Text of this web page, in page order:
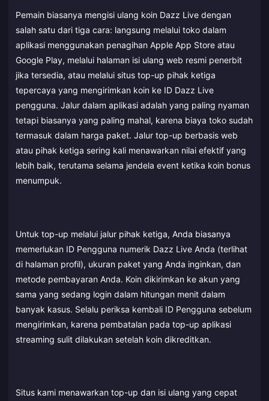
Pemain biasanya mengisi ulang koin Dazz Live dengan
salah satu dari tiga cara: langsung melalui toko dalam
aplikasi menggunakan penagihan Apple App Store atau
Google Play, melalui halaman isi ulang web resmi penerbit
jika tersedia, atau melalui situs top-up pihak ketiga
tepercaya yang mengirimkan koin ke ID Dazz Live
pengguna. Jalur dalam aplikasi adalah yang paling nyaman
tetapi biasanya yang paling mahal, karena biaya toko sudah
termasuk dalam harga paket. Jalur top-up berbasis web
atau pihak ketiga sering kali menawarkan nilai efektif yang
lebih baik, terutama selama jendela event ketika koin bonus
menumpuk.
Untuk top-up melalui jalur pihak ketiga, Anda biasanya
memerlukan ID Pengguna numerik Dazz Live Anda (terlihat
di halaman profil), ukuran paket yang Anda inginkan, dan
metode pembayaran Anda. Koin dikirimkan ke akun yang
sama yang sedang login dalam hitungan menit dalam
banyak kasus. Selalu periksa kembali ID Pengguna sebelum
mengirimkan, karena pembatalan pada top-up aplikasi
streaming sulit dilakukan setelah koin dikreditkan.
Situs kami menawarkan top-up dan isi ulang yang cepat